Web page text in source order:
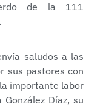
de la 111
saludos a las
sus pastores con
importante labor
Díaz, su